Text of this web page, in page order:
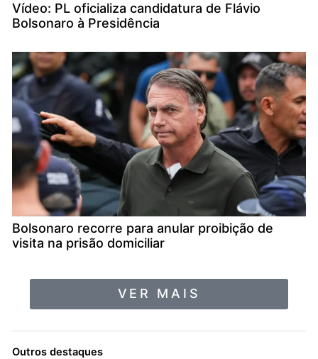
Vídeo: PL oficializa candidatura de Flávio
Bolsonaro à Presidência
Bolsonaro recorre para anular proibição de
visita na prisão domiciliar
VER MAIS
Outros destaques